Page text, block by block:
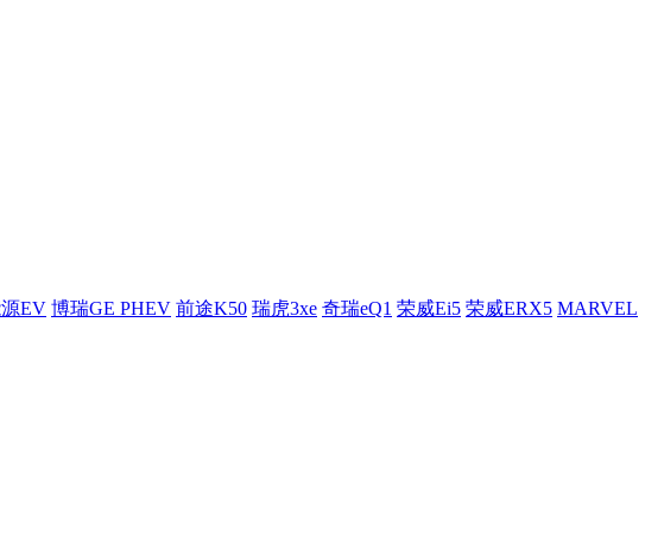
EV 博瑞GE PHEV 前途K50 瑞虎3xe 奇瑞eQ1 荣威Ei5 荣威ERX5 MARVEL